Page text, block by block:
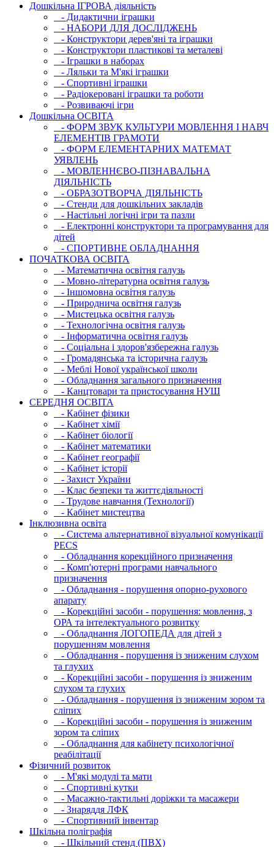
Дошкільна ІГРОВА діяльність
- Дидактични іграшки
- НАБОРИ ДЛЯ ДОСЛІДЖЕНЬ
- Конструктори дерев'яні та іграшки
- Конструктори пластикові та металеві
- Іграшки в наборах
- Ляльки та М'які іграшки
- Спортивні іграшки
- Радіокеровані іграшки та роботи
- Розвиваючі ігри
Дошкільна ОСВIТА
- ФОРМ ЗВУК КУЛЬТУРИ МОВЛЕННЯ І НАВЧ
ЕЛЕМЕНТІВ ГРАМОТИ
- ФОРМ ЕЛЕМЕНТАРНИХ МАТЕМАТ
УЯВЛЕНЬ
- МОВЛЕННЄВО-ПІЗНАВАЛЬНА
ДІЯЛЬНІСТЬ
- ОБРАЗОТВОРЧА ДІЯЛЬНІСТЬ
- Стенди для дошкільних закладів
- Настільні логічні ігри та пазли
- Електронні конструктори та програмування для
дітей
- СПОРТИВНЕ ОБЛАДНАННЯ
ПОЧАТКОВА ОСВIТА
- Математична освітня галузь
- Мовно-літературна освітня галузь
- Iншомовна освітня галузь
- Природнича освітня галузь
- Мистецька освітня галузь
- Технологічна освітня галузь
- Інфopматична освітня галузь
- Соціальна і здоров'язбережна галузь
- Громадянська та історична галузь
- Меблі Нової української школи
- Обладнання загального призначення
- Канцтовари та пристосування НУШ
СЕРЕДНЯ ОСВIТА
- Кабінет фізики
- Кабінет хімії
- Кабінет біології
- Кабінет математики
- Кабінет географії
- Кабінет історії
- Захист України
- Клас безпеки та життєдіяльності
- Трудове навчання (Технології)
- Кабінет мистецтва
Інклюзивна освіта
- Система альтернативної візуальної комунікації
PECS
- Обладнання корекційного призначення
- Комп'ютерні програми навчального
призначення
- Обладнання - порушення опорно-рухового
апарату
- Корекційні засоби - порушення: мовлення, з
ОРА та інтелектуального розвитку
- Обладнання ЛОГОПЕДА для дітей з
порушенням мовлення
- Обладнання - порушення із зниженим слухом
та глухих
- Корекційні засоби - порушення із зниженим
слухом та глухих
- Обладнання - порушення із зниженим зором та
сліпих
- Корекційні засоби - порушення із зниженим
зором та сліпих
- Обладнання для кабінету психологічної
реабілітації
Фізичний розвиток
- М'які модулi та мати
- Спортивні кутки
- Масажно-тактильні доріжки та масажери
- Знаряддя ЛФК
- Спортивний інвентар
Шкільна поліграфія
- Шкільний стенд (ПВХ)